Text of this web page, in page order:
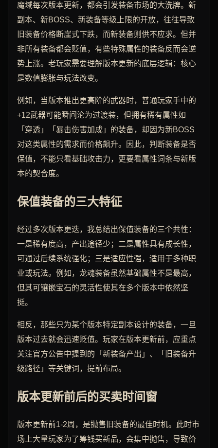
魔域每次版本更新，都会引发装备市场的大洗牌。新
副本、新BOSS、新装备等级上限的开放，往往导致
旧装备价格断崖式下跌，而新装备则供不应求。但并
非所有装备都会贬值，有些特殊属性的装备反而会逆
势上涨。老玩家需要理解版本更新的底层逻辑：核心
是数值膨胀与玩法改变。
例如，当版本推出更高阶的武器时，普通玩家手中的
+12武器可能瞬间沦为过渡装，但拥有稀有属性如
「穿透」「暴击伤害加成」的装备，却因为新BOSS
对这类属性的需求而价格飙升。因此，判断装备是否
保值，不能只看基础攻击力，更要看属性词条与新版
本的契合度。
保值装备的三大特征
经过多次版本更迭，我总结出保值装备的三个共性：
一是稀有度高，产出途径少；二是属性具有成长性，
可通过后续系统强化；三是适应性强，适用于多种职
业或玩法。例如，龙魂装备虽然基础属性不是最高，
但其可镶嵌宝石的灵活性使其在多个版本中依然坚
挺。
相反，那些只为某个版本特定副本设计的装备，一旦
版本过去就会迅速贬值。玩家在版本更新前，应重点
关注官方公告中提到的「新装备产出」、「旧装备升
级路径」等关键词，提前布局。
版本更新前后的买卖时间窗
版本更新前1-2周，是抛售旧装备的最佳时机。此时市
场上大量玩家为了筹钱买新品，会集中抛售，导致价